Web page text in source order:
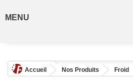
MENU
Accueil Nos Produits Froid